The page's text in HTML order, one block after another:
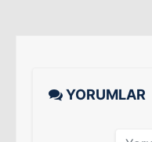
YORUMLAR